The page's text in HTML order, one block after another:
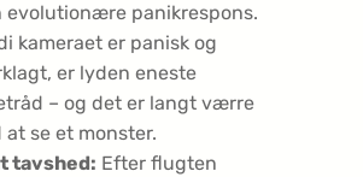
evolutionære panikrespons.
kameraet er panisk og
er lyden eneste
– og det er langt værre
at se et monster.
tavshed: Efter flugten